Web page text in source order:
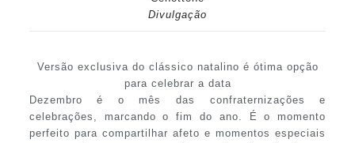
Divulgação
Versão exclusiva do clássico natalino é ótima opção
para celebrar a data
Dezembro é o mês das confraternizações e
celebrações, marcando o fim do ano. É o momento
perfeito para compartilhar afeto e momentos especiais